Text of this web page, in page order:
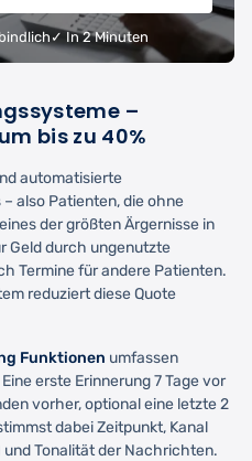
✓ In 2 Minuten
–
bis zu 40%
automatisierte
also Patienten, die ohne
der größten Ärgernisse in
Geld durch ungenutzte
Termine für andere Patienten.
reduziert diese Quote
Funktionen umfassen
erste Erinnerung 7 Tage vor
vorher, optional eine letzte 2
dabei Zeitpunkt, Kanal
Tonalität der Nachrichten.